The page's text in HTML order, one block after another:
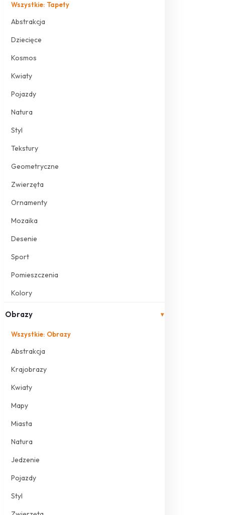
Wszystkie: Tapety
Abstrakcja
Dziecięce
Kosmos
Kwiaty
Pojazdy
Natura
Styl
Tekstury
Geometryczne
Zwierzęta
Ornamenty
Mozaika
Desenie
Sport
Pomieszczenia
Kolory
Obrazy ▾
Wszystkie: Obrazy
Abstrakcja
Krajobrazy
Kwiaty
Mapy
Miasta
Natura
Jedzenie
Pojazdy
Styl